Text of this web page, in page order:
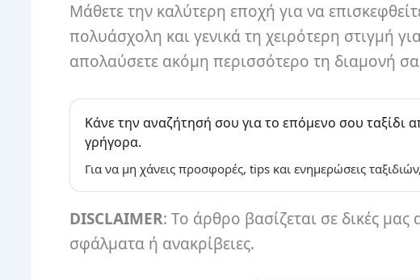
Μάθετε την καλύτερη εποχή για να
πολυάσχολη και γενικά τη χειρότερη στιγμή
απολαύσετε ακόμη περισσότερο τη διαμονή
Κάνε την αναζήτησή σου για το επόμενο σου ταξίδι
γρήγορα.
Για να μη χάνεις προσφορές, tips και ενημερώσεις ταξιδιών,
DISCLAIMER: Το άρθρο βασίζεται σε δικές
σφάλματα ή ανακρίβειες.